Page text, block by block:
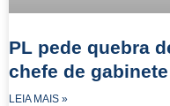
PL pede quebra
chefe de
LEIA MAIS »